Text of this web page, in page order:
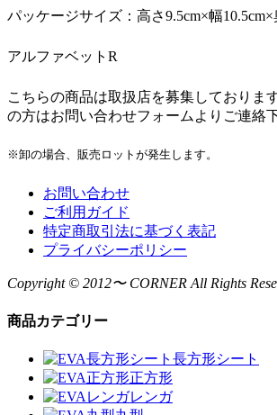
パッケージサイズ：高さ9.5cm×幅10.5cm×
アルファベットR
こちらの商品は取扱店を募集しておりま
の方はお問い合わせフォームよりご連絡
※卸の場合、販売ロットが発生します。
お問い合わせ
ご利用ガイド
特定商取引法に基づく表記
プライバシーポリシー
Copyright © 2012〜 CORNER All Rights
商品カテゴリー
長方形シート
正方形
レンガ